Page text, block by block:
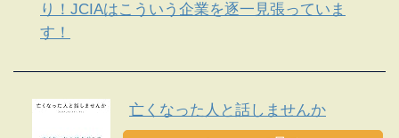
り！JCIAはこういう企業を逐一見張っていま
す！
亡くなった人と話しませんか